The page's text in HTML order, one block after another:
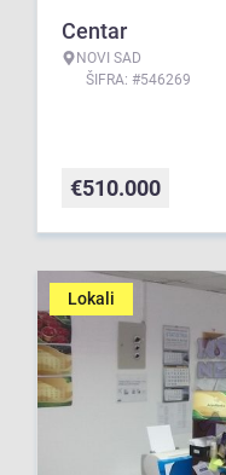
Centar
NOVI SAD
ŠIFRA: #546269
€510.000
Lokali